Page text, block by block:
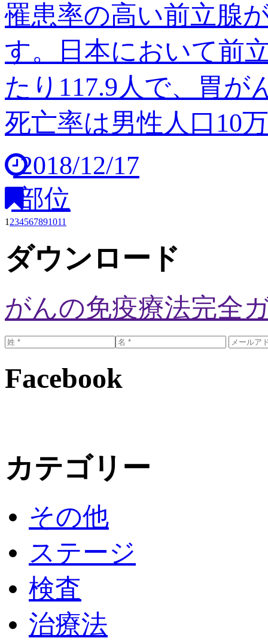
罹患率の高い前立腺
す。日本において前
たり117.9人で、胃が
死亡率は男性人口10
2018/12/17
部位
1 234567891011
ダウンロード
がんの免疫療法完全
Facebook
カテゴリー
その他
ステージ
検査
治療法